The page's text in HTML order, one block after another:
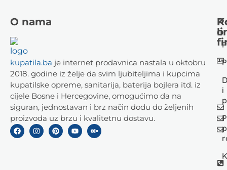
O nama
kupatila.ba je internet prodavnica nastala u oktobru
2018. godine iz želje da svim ljubiteljima i kupcima
kupatilske opreme, sanitarija, baterija bojlera itd. iz
cijele Bosne i Hercegovine, omogućimo da na
siguran, jednostavan i brz način dođu do željenih
proizvoda uz brzu i kvalitetnu dostavu.
i
o